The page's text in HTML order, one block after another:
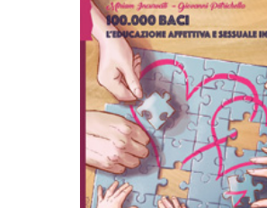
AGGIUNGI AL CARRELLO